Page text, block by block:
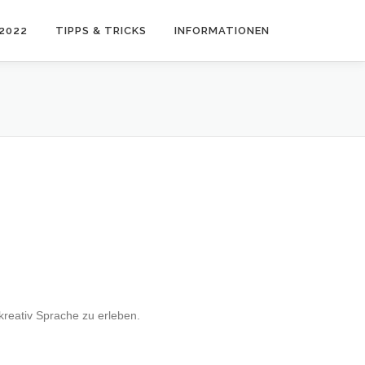
TIPPS & TRICKS INFORMATIONEN
Sprache zu erleben.